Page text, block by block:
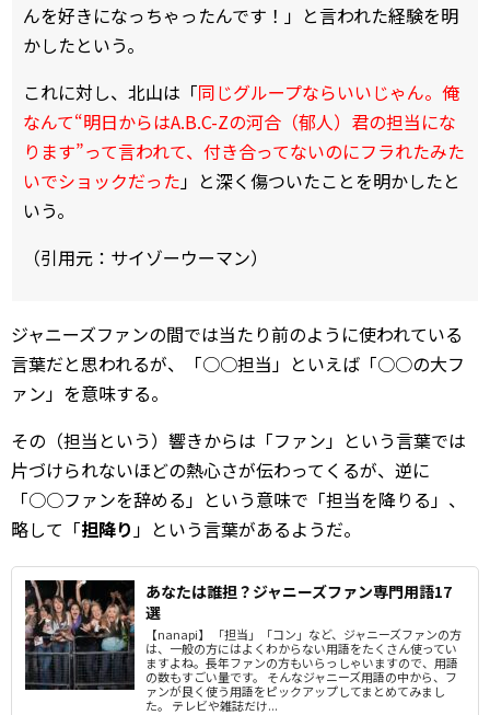
んを好きになっちゃったんです！」と言われた経験を明
かしたという。
これに対し、北山は「同じグループならいいじゃん。俺
なんて“明日からはA.B.C-Zの河合（郁人）君の担当にな
ります”って言われて、付き合ってないのにフラれたみた
いでショックだった 」と深く傷ついたことを明かしたと
いう。
（引用元：サイゾーウーマン）
ジャニーズファンの間では当たり前のように使われている
言葉だと思われるが、「○○担当」といえば「○○の大フ
ァン」を意味する。
その（担当という）響きからは「ファン」という言葉では
片づけられないほどの熱心さが伝わってくるが、逆に
「○○ファンを辞める」という意味で「担当を降りる」、
略して「担降り 」という言葉があるようだ。
あなたは誰担？ジャニーズファン専門用語17
選
【nanapi】 「担当」「コン」など、ジャニーズファンの方
は、一般の方にはよくわからない用語をたくさん使ってい
ますよね。長年ファンの方もいらっしゃいますので、用語
の数もすごい量です。 そんなジャニーズ用語の中から、フ
ァンが良く使う用語をピックアップしてまとめてみまし
た。 テレビや雑誌だけ...